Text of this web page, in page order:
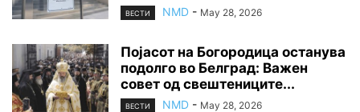
ВЕСТИ NMD - May 28, 2026
Појасот на Богородица останува
подолго во Белград: Важен
совет од свештениците...
ВЕСТИ NMD - May 28, 2026